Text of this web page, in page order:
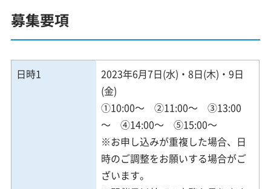
募集要項
日時1
2023年6月7日(水)・8日(木)・9日
(金)
①10:00～ ②11:00～ ③13:00
～ ④14:00～ ⑤15:00～
※お申し込みが重複した場合、日
時のご調整をお願いする場合がご
ざいます。